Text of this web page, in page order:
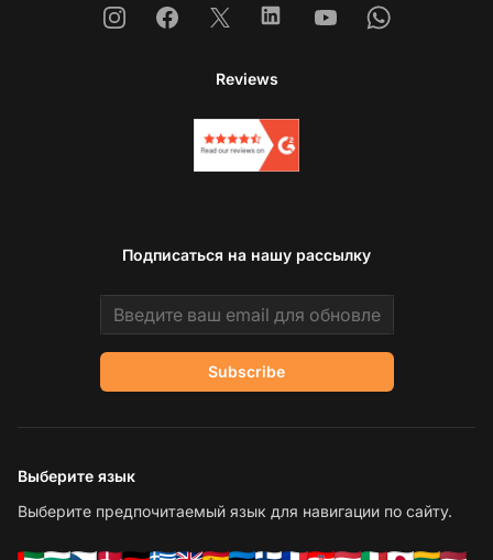
InstagramFacebook
X LinkedinYoutubeWhatsapp
Reviews
Подписаться на нашу рассылку
Email address
Subscribe
Выберите язык
Выберите предпочитаемый язык для навигации по сайту.